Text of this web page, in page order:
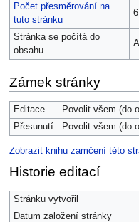
Počet přesměrování na
tuto stránku
6
Stránka se počítá do
obsahu
Zámek stránky
Editace
Povolit všem (do
Přesunutí
Povolit všem (do
Zobrazit knihu zamčení této
Historie editací
Stránku vytvořil
Datum založení stránky